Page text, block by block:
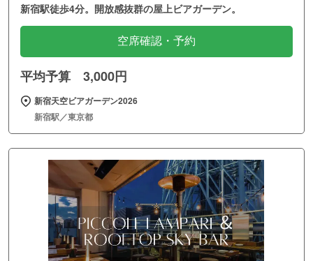
新宿駅徒歩4分。開放感抜群の屋上ビアガーデン。
空席確認・予約
平均予算 3,000円
新宿天空ビアガーデン2026
新宿駅／東京都